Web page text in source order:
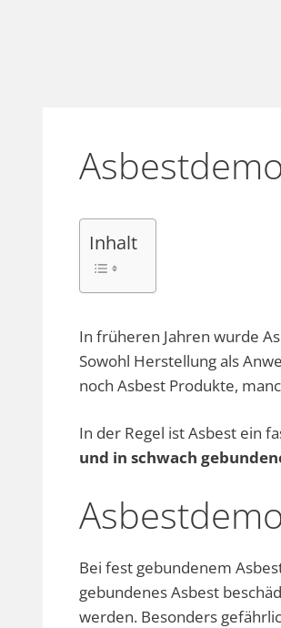
Inhalt
In früheren Jahren wurde
Sowohl Herstellung als
noch Asbest Produkte,
In der Regel ist Asbest ein
und in schwach
Bei fest gebundenem
gebundenes Asbest
werden. Besonders